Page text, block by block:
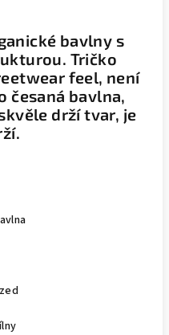
bavlny s
Tričko
feel, není
česaná bavlna,
drží tvar, je